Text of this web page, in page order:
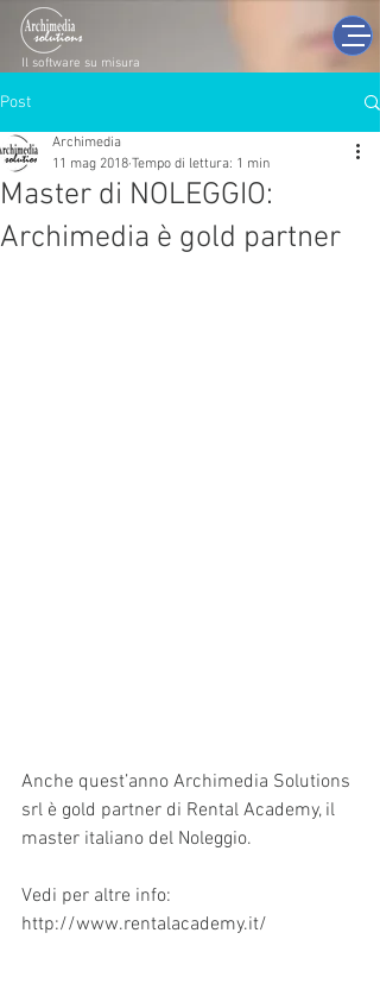
Il software su misura
Post
Master di NOLEGGIO:
Archimedia è gold partner
Archimedia
11 mag 2018 Tempo di lettura: 1 min
Anche quest’anno Archimedia Solutions
srl è gold partner di Rental Academy, il
master italiano del Noleggio.
Vedi per altre info:
http://www.rentalacademy.it/